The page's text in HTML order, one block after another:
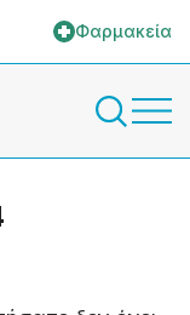
Φαρμακεία